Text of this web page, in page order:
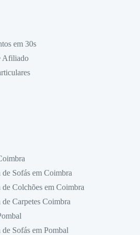
em 30s
Afiliado
Sofás em Coimbra
Colchões em Coimbra
Carpetes Coimbra
Sofás em Pombal